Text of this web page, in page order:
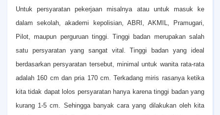
Untuk persyaratan pekerjaan misalnya atau untuk masuk ke
dalam sekolah, akademi kepolisian, ABRI, AKMIL, Pramugari,
Pilot, maupun perguruan tinggi. Tinggi badan merupakan salah
satu persyaratan yang sangat vital. Tinggi badan yang ideal
berdasarkan persyaratan tersebut, minimal untuk wanita rata-rata
adalah 160 cm dan pria 170 cm. Terkadang miris rasanya ketika
kita tidak dapat lolos persyaratan hanya karena tinggi badan yang
kurang 1-5 cm. Sehingga banyak cara yang dilakukan oleh kita